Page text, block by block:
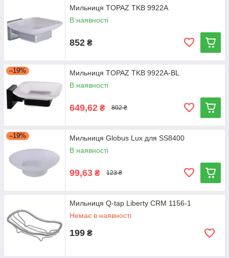
Мильниця TOPAZ TKB 9922A
В наявності
852 ₴
–19%
Мильниця TOPAZ TKB 9922A-BL
В наявності
649,62 ₴ 802 ₴
–19%
Мильниця Globus Lux для SS8400
В наявності
99,63 ₴ 123 ₴
Мильниця Q-tap Liberty CRM 1156-1
Немає в наявності
199 ₴